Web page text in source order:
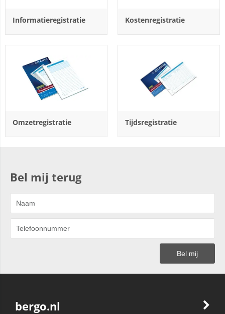
Informatieregistratie Kostenregistratie
Omzetregistratie Tijdsregistratie
Bel mij terug
bergo.nl